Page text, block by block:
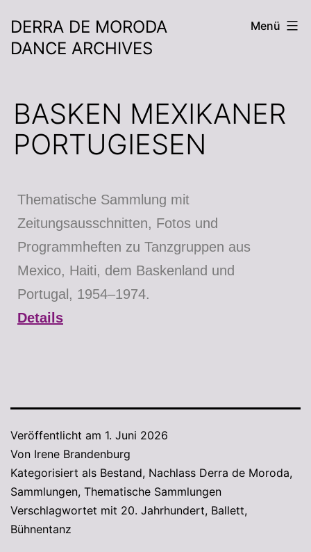
DERRA DE MORODA
DANCE ARCHIVES
Menü
BASKEN MEXIKANER
PORTUGIESEN
Thematische Sammlung mit
Zeitungsausschnitten, Fotos und
Programmheften zu Tanzgruppen aus
Mexico, Haiti, dem Baskenland und
Portugal, 1954–1974.
Details
Veröffentlicht am 1. Juni 2026
Von Irene Brandenburg
Kategorisiert als Bestand, Nachlass Derra de Moroda,
Sammlungen, Thematische Sammlungen
Verschlagwortet mit 20. Jahrhundert, Ballett,
Bühnentanz